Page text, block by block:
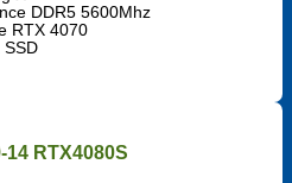
DDR5 5600Mhz
RTX 4070
SSD
14 RTX4080S